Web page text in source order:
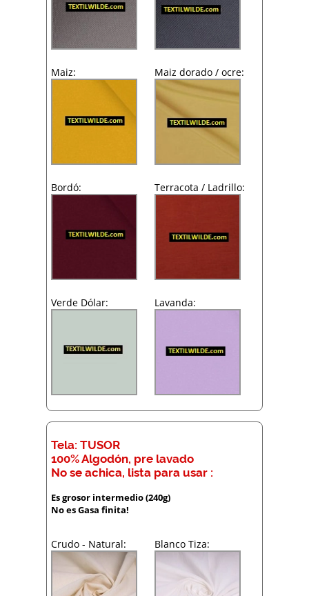
Maiz: Maiz dorado / ocre:
Bordó: Terracota / Ladrillo:
Verde Dólar: Lavanda:
Tela: TUSOR
100% Algodón, pre lavado
No se achica, lista para usar :
Es grosor intermedio (240g)
No es Gasa finita!
Crudo - Natural: Blanco Tiza: